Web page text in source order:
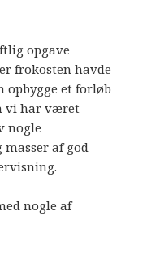
opgave
frokosten havde
opbygge et forløb
vi har været
nogle
af god
nogle af